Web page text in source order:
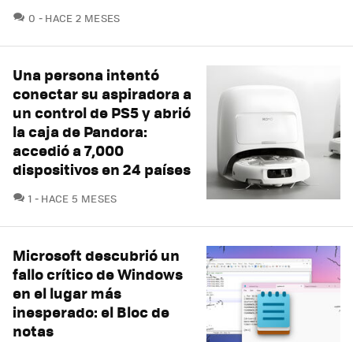
0 COMENTARIOS
HACE 2 MESES
Una persona intentó
conectar su aspiradora a
un control de PS5 y abrió
la caja de Pandora:
accedió a 7,000
dispositivos en 24 países
1 COMENTARIOS
HACE 5 MESES
Microsoft descubrió un
fallo crítico de Windows
en el lugar más
inesperado: el Bloc de
notas